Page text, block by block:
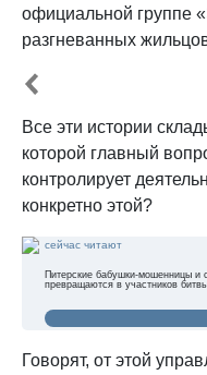
официальной группе
разгневанных
Все эти истории
которой главный
контролирует
конкретно этой?
сейчас читают
Питерские бабушки-мошенницы и
превращаются в участников
Говорят, от этой